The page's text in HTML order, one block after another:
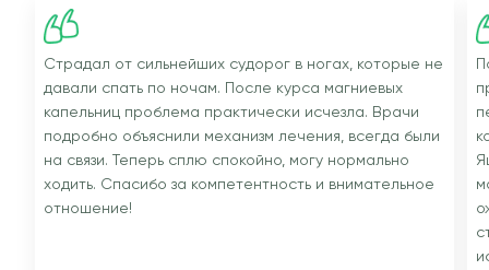
Страдал от сильнейших судорог в ногах, которые не
давали спать по ночам. После курса магниевых
капельниц проблема практически исчезла. Врачи
подробно объяснили механизм лечения, всегда были
на связи. Теперь сплю спокойно, могу нормально
ходить. Спасибо за компетентность и внимательное
отношение!